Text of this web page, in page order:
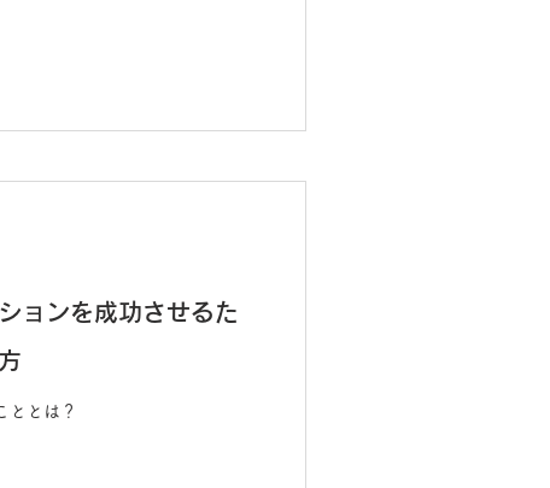
ョンを成功させるた
ととは？